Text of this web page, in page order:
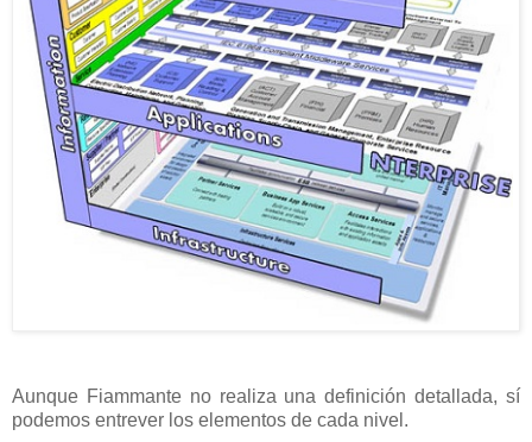
Aunque Fiammante no realiza una definición detallada, sí
podemos entrever los elementos de cada nivel.